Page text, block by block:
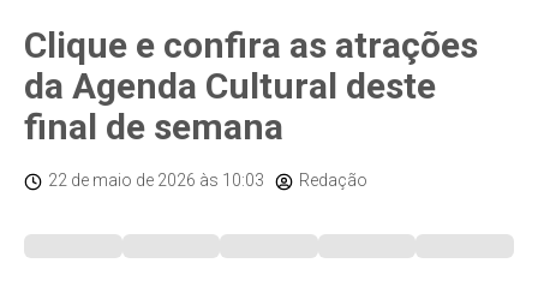
Clique e confira as atrações
da Agenda Cultural deste
final de semana
22 de maio de 2026 às 10:03 Redação